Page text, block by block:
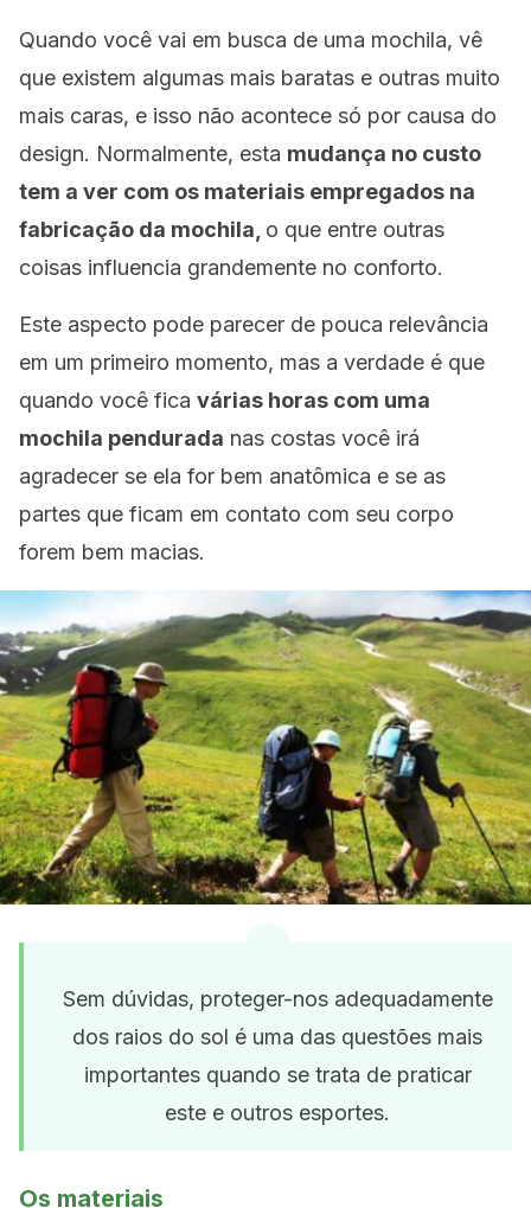
Quando você vai em busca de uma mochila, vê
que existem algumas mais baratas e outras muito
mais caras, e isso não acontece só por causa do
design. Normalmente, esta mudança no custo
tem a ver com os materiais empregados na
fabricação da mochila, o que entre outras
coisas influencia grandemente no conforto.
Este aspecto pode parecer de pouca relevância
em um primeiro momento, mas a verdade é que
quando você fica várias horas com uma
mochila pendurada nas costas você irá
agradecer se ela for bem anatômica e se as
partes que ficam em contato com seu corpo
forem bem macias.
Sem dúvidas, proteger-nos adequadamente
dos raios do sol é uma das questões mais
importantes quando se trata de praticar
este e outros esportes.
Os materiais